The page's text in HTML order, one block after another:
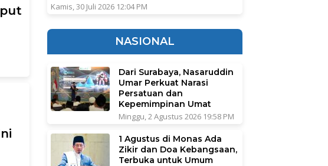
Kamis, 30 Juli 2026 12:04 PM
NASIONAL
Dari Surabaya, Nasaruddin
Umar Perkuat Narasi
Persatuan dan
Kepemimpinan Umat
Minggu, 2 Agustus 2026 19:58 PM
1 Agustus di Monas Ada
Zikir dan Doa Kebangsaan,
Terbuka untuk Umum